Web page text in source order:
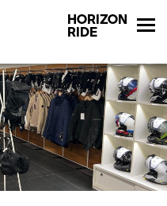
HORIZON
RIDE